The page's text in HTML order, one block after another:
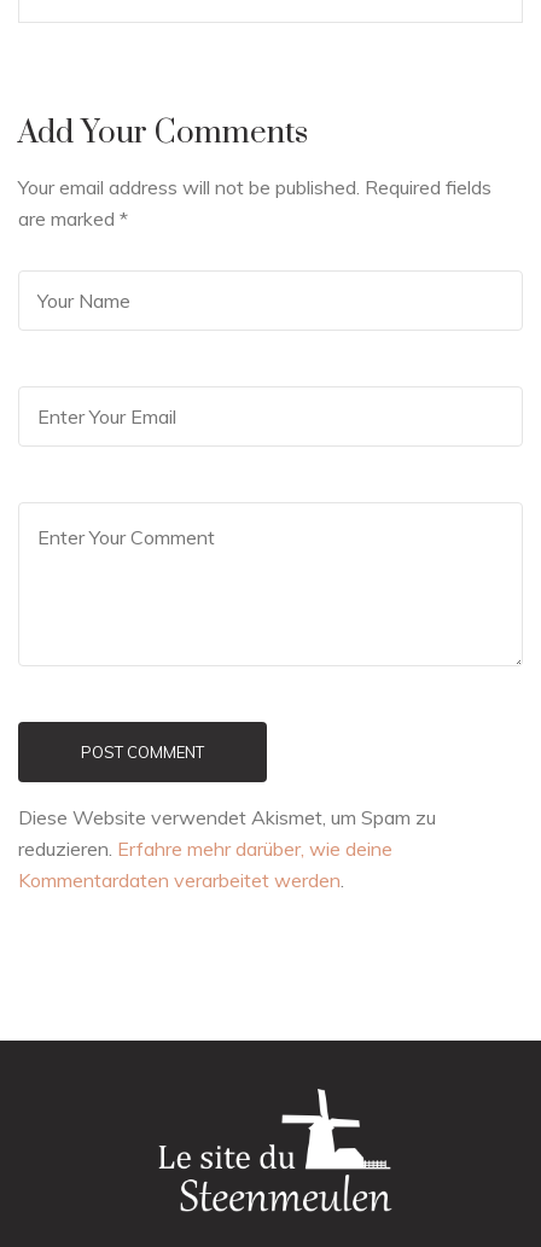
Add Your Comments
Your email address will not be published. Required fields
are marked *
POST COMMENT
Diese Website verwendet Akismet, um Spam zu
reduzieren. Erfahre mehr darüber, wie deine
Kommentardaten verarbeitet werden